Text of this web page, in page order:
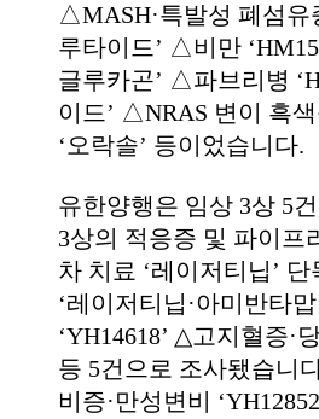
△MASH·특발성 폐섬유
루타이드’ △비만
글루카곤’ △파브리병
이드’ △NRAS 변이 흑
‘오락솔’ 등이었습니다.
유한양행은 임상 3상 5
3상의 적응증 및 파이프
차 치료 ‘레이저티닙’
‘레이저티닙·아미반타
‘YH14618’ △고지혈증·
등 5건으로 조사됐습니
비증·만성변비